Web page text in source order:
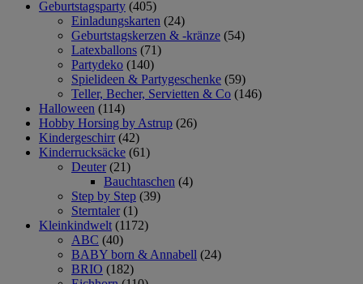
Geburtstagsparty (405)
Einladungskarten (24)
Geburtstagskerzen & -kränze (54)
Latexballons (71)
Partydeko (140)
Spielideen & Partygeschenke (59)
Teller, Becher, Servietten & Co (146)
Halloween (114)
Hobby Horsing by Astrup (26)
Kindergeschirr (42)
Kinderrucksäcke (61)
Deuter (21)
Bauchtaschen (4)
Step by Step (39)
Sterntaler (1)
Kleinkindwelt (1172)
ABC (40)
BABY born & Annabell (24)
BRIO (182)